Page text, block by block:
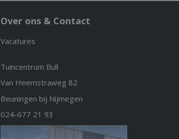
Over ons & Contact
Vacatures
Tuincentrum Bull
Van Heemstraweg 82
Beuningen bij Nijmegen
024-677 21 93